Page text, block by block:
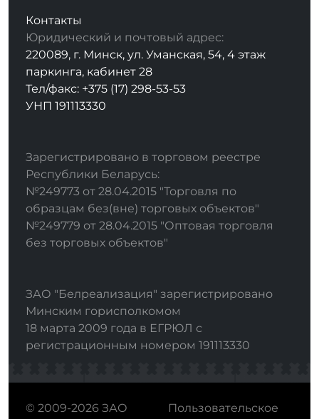
Контакты
Юридический и почтовый адрес:
220089, г. Минск, ул. Уманская, 54, 4 этаж
паркинга, кабинет 28
Тел/факс: +375 (17) 298-53-53
УНП 191113330
Зарегистрировано в торговом реестре
Республики Беларусь:
№249773 от 28.04.2015 "Торговля по
образцам без(вне) торговых объектов"
№249779 от 28.04.2015 "Оптовая торговля
без торговых объектов"
ЗАО "Белреализация" зарегистрировано
Минским горисполкомом
18 марта 2009 года в ЕГРЮЛ с
регистрационным номером 191113330
© 2009-2026 ЗАО
Пользовательское